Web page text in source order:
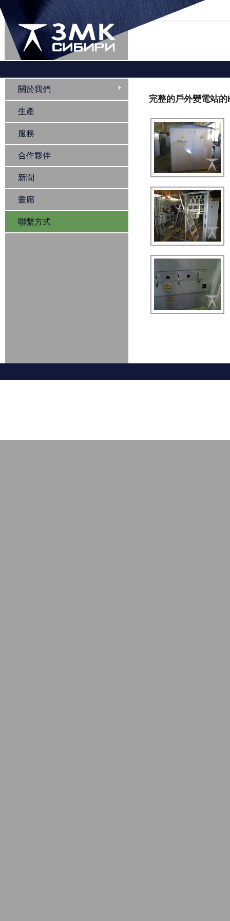
關於我們
生產
服務
合作夥伴
新聞
畫廊
聯繫方式
完整的戶外變電站